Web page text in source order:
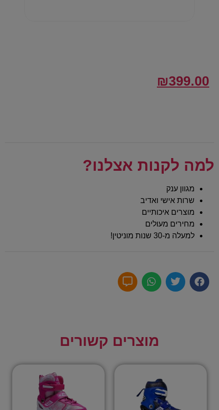
₪399.00
למה לקנות אצלנו?
מגוון ענק
שרות אישי ואדיב
מוצרים איכותיים
מחירים מעולים
למעלה מ-30 שנות מוניטין!
מוצרים קשורים